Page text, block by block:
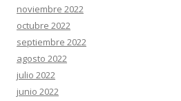
noviembre 2022
octubre 2022
septiembre 2022
agosto 2022
julio 2022
junio 2022